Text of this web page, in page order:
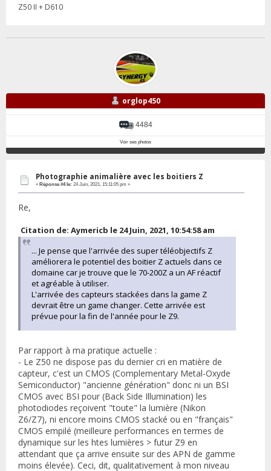
Z50 II + D610
orglop450
4484
Voir ses photos
Photographie animalière avec les boitiers Z
« Réponse #4 le: 24 Juin, 2021, 15:11:05 pm »
Re,
Citation de: Aymericb le 24 Juin, 2021, 10:54:58 am
... Je pense que l'arrivée des super téléobjectifs Z
améliorera le potentiel des boitier Z actuels dans ce
domaine car je trouve que le 70-200Z a un AF réactif
et agréable à utiliser.
L'arrivée des capteurs stackées dans la game Z
devrait être un game changer. Cette arrivée est
prévue pour la fin de l'année pour le Z9.
Par rapport à ma pratique actuelle :
- Le Z50 ne dispose pas du dernier cri en matière de
capteur, c'est un CMOS (Complementary Metal-Oxyde
Semiconductor) "ancienne génération" donc ni un BSI
CMOS avec BSI pour (Back Side Illumination) les
photodiodes reçoivent "toute" la lumière (Nikon
Z6/Z7), ni encore moins CMOS stacké ou en "français"
CMOS empilé (meilleure performances en termes de
dynamique sur les htes lumières > futur Z9 en
attendant que ça arrive ensuite sur des APN de gamme
moins élevée). Ceci, dit, qualitativement à mon niveau